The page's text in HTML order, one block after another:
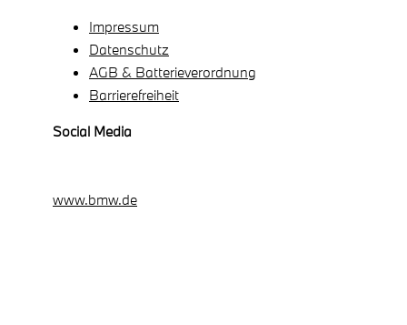
Impressum
Datenschutz
AGB & Batterieverordnung
Barrierefreiheit
Social Media
www.bmw.de